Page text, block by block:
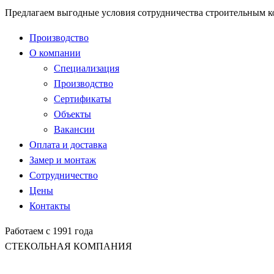
Предлагаем выгодные условия сотрудничества строительным
Производство
О компании
Специализация
Производство
Сертификаты
Объекты
Вакансии
Оплата и доставка
Замер и монтаж
Сотрудничество
Цены
Контакты
Работаем с 1991 года
СТЕКОЛЬНАЯ КОМПАНИЯ